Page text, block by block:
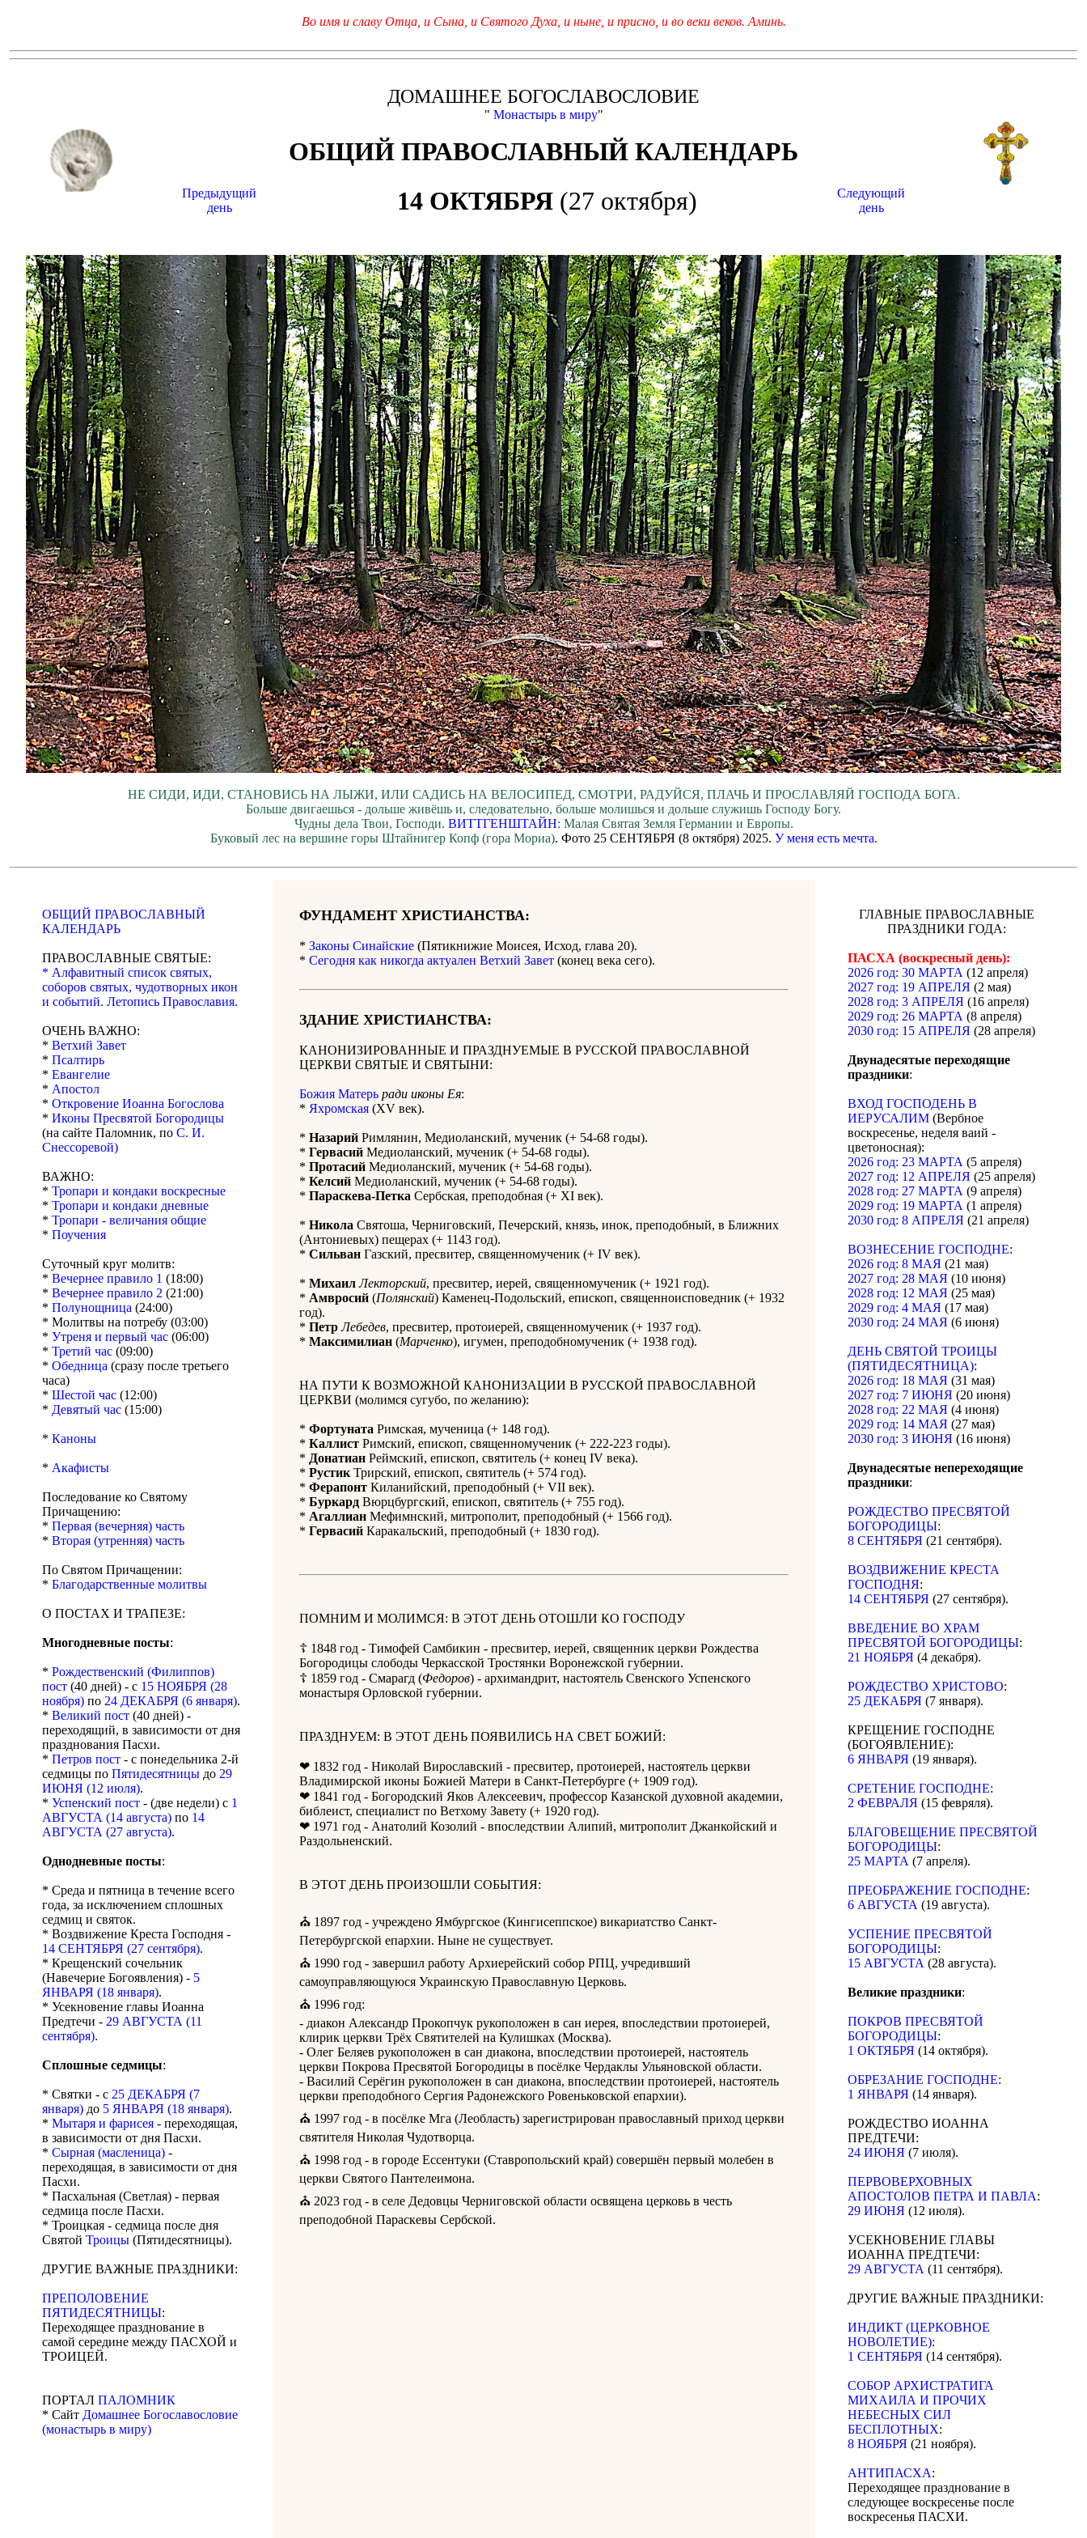
Во имя и славу Отца, и Сына, и Святого Духа, и ныне, и присно, и во веки веков. Аминь.
ДОМАШНЕЕ БОГОСЛАВОСЛОВИЕ
" Монастырь в миру"
ОБЩИЙ ПРАВОСЛАВНЫЙ КАЛЕНДАРЬ
Предыдущий
день
14 ОКТЯБРЯ(27 октября)
Следующий
день
НЕ СИДИ, ИДИ, СТАНОВИСЬ НА ЛЫЖИ, ИЛИ САДИСЬ НА ВЕЛОСИПЕД, СМОТРИ, РАДУЙСЯ, ПЛАЧЬ И ПРОСЛАВЛЯЙ ГОСПОДА БОГА.
Больше двигаешься - дольше живёшь и, следовательно, больше молишься и дольше служишь Господу Богу.
Чудны дела Твои, Господи. ВИТТГЕНШТАЙН: Малая Святая Земля Германии и Европы.
Буковый лес на вершине горы Штайнигер Копф (гора Мориа). Фото 25 СЕНТЯБРЯ (8 октября) 2025. У меня есть мечта.
ОБЩИЙ ПРАВОСЛАВНЫЙ
КАЛЕНДАРЬ
ПРАВОСЛАВНЫЕ СВЯТЫЕ:
* Алфавитный список святых,
соборов святых, чудотворных икон
и событий. Летопись Православия.
ОЧЕНЬ ВАЖНО:
* Ветхий Завет
* Псалтирь
* Евангелие
* Апостол
* Откровение Иоанна Богослова
* Иконы Пресвятой Богородицы
(на сайте Паломник, по С. И.
Снессоревой)
ВАЖНО:
* Тропари и кондаки воскресные
* Тропари и кондаки дневные
* Тропари - величания общие
* Поучения
Суточный круг молитв:
* Вечернее правило 1 (18:00)
* Вечернее правило 2 (21:00)
* Полунощница (24:00)
* Молитвы на потребу (03:00)
* Утреня и первый час (06:00)
* Третий час (09:00)
* Обедница (сразу после третьего
часа)
* Шестой час (12:00)
* Девятый час (15:00)
* Каноны
* Акафисты
Последование ко Святому
Причащению:
* Первая (вечерняя) часть
* Вторая (утренняя) часть
По Святом Причащении:
* Благодарственные молитвы
О ПОСТАХ И ТРАПЕЗЕ:
Многодневные посты:
* Рождественский (Филиппов)
пост (40 дней) - с 15 НОЯБРЯ (28
ноября) по 24 ДЕКАБРЯ (6 января).
* Великий пост (40 дней) -
переходящий, в зависимости от дня
празднования Пасхи.
* Петров пост - с понедельника 2-й
седмицы по Пятидесятницы до 29
ИЮНЯ (12 июля).
* Успенский пост - (две недели) с 1
АВГУСТА (14 августа) по 14
АВГУСТА (27 августа).
Однодневные посты:
* Среда и пятница в течение всего
года, за исключением сплошных
седмиц и святок.
* Воздвижение Креста Господня -
14 СЕНТЯБРЯ (27 сентября).
* Крещенский сочельник
(Навечерие Богоявления) - 5
ЯНВАРЯ (18 января).
* Усекновение главы Иоанна
Предтечи - 29 АВГУСТА (11
сентября).
Сплошные седмицы:
* Святки - с 25 ДЕКАБРЯ (7
января) до 5 ЯНВАРЯ (18 января).
* Мытаря и фарисея - переходящая,
в зависимости от дня Пасхи.
* Сырная (масленица) -
переходящая, в зависимости от дня
Пасхи.
* Пасхальная (Светлая) - первая
седмица после Пасхи.
* Троицкая - седмица после дня
Святой Троицы (Пятидесятницы).
ДРУГИЕ ВАЖНЫЕ ПРАЗДНИКИ:
ПРЕПОЛОВЕНИЕ
ПЯТИДЕСЯТНИЦЫ:
Переходящее празднование в
самой середине между ПАСХОЙ и
ТРОИЦЕЙ.
ПОРТАЛ ПАЛОМНИК
* Сайт Домашнее Богославословие
(монастырь в миру)
ФУНДАМЕНТ ХРИСТИАНСТВА:
* Законы Синайские (Пятикнижие Моисея, Исход, глава 20).
* Сегодня как никогда актуален Ветхий Завет (конец века сего).
ЗДАНИЕ ХРИСТИАНСТВА:
КАНОНИЗИРОВАННЫЕ И ПРАЗДНУЕМЫЕ В РУССКОЙ ПРАВОСЛАВНОЙ
ЦЕРКВИ СВЯТЫЕ И СВЯТЫНИ:
Божия Матерь ради иконы Ея:
* Яхромская (XV век).
* Назарий Римлянин, Медиоланский, мученик (+ 54-68 годы).
* Гервасий Медиоланский, мученик (+ 54-68 годы).
* Протасий Медиоланский, мученик (+ 54-68 годы).
* Келсий Медиоланский, мученик (+ 54-68 годы).
* Параскева-Петка Сербская, преподобная (+ XI век).
* Никола Святоша, Черниговский, Печерский, князь, инок, преподобный, в Ближних
(Антониевых) пещерах (+ 1143 год).
* Сильван Газский, пресвитер, священномученик (+ IV век).
* Михаил Лекторский, пресвитер, иерей, священномученик (+ 1921 год).
* Амвросий (Полянский) Каменец-Подольский, епископ, священноисповедник (+ 1932
год).
* Петр Лебедев, пресвитер, протоиерей, священномученик (+ 1937 год).
* Максимилиан (Марченко), игумен, преподобномученик (+ 1938 год).
НА ПУТИ К ВОЗМОЖНОЙ КАНОНИЗАЦИИ В РУССКОЙ ПРАВОСЛАВНОЙ
ЦЕРКВИ (молимся сугубо, по желанию):
* Фортуната Римская, мученица (+ 148 год).
* Каллист Римский, епископ, священномученик (+ 222-223 годы).
* Донатиан Реймский, епископ, святитель (+ конец IV века).
* Рустик Трирский, епископ, святитель (+ 574 год).
* Ферапонт Киланийский, преподобный (+ VII век).
* Буркард Вюрцбургский, епископ, святитель (+ 755 год).
* Агаллиан Мефимнский, митрополит, преподобный (+ 1566 год).
* Гервасий Каракальский, преподобный (+ 1830 год).
ПОМНИМ И МОЛИМСЯ: В ЭТОТ ДЕНЬ ОТОШЛИ КО ГОСПОДУ
☦ 1848 год - Тимофей Самбикин - пресвитер, иерей, священник церкви Рождества
Богородицы слободы Черкасской Тростянки Воронежской губернии.
☦ 1859 год - Смарагд (Федоров) - архимандрит, настоятель Свенского Успенского
монастыря Орловской губернии.
ПРАЗДНУЕМ: В ЭТОТ ДЕНЬ ПОЯВИЛИСЬ НА СВЕТ БОЖИЙ:
❤ 1832 год - Николай Вирославский - пресвитер, протоиерей, настоятель церкви
Владимирской иконы Божией Матери в Санкт-Петербурге (+ 1909 год).
❤ 1841 год - Богородский Яков Алексеевич, профессор Казанской духовной академии,
библеист, специалист по Ветхому Завету (+ 1920 год).
❤ 1971 год - Анатолий Козолий - впоследствии Алипий, митрополит Джанкойский и
Раздольненский.
В ЭТОТ ДЕНЬ ПРОИЗОШЛИ СОБЫТИЯ:
⛪ 1897 год - учреждено Ямбургское (Кингисеппское) викариатство Санкт-
Петербургской епархии. Ныне не существует.
⛪ 1990 год - завершил работу Архиерейский собор РПЦ, учредивший
самоуправляющуюся Украинскую Православную Церковь.
⛪ 1996 год:
- диакон Александр Прокопчук рукоположен в сан иерея, впоследствии протоиерей,
клирик церкви Трёх Святителей на Кулишках (Москва).
- Олег Беляев рукоположен в сан диакона, впоследствии протоиерей, настоятель
церкви Покрова Пресвятой Богородицы в посёлке Чердаклы Ульяновской области.
- Василий Серёгин рукоположен в сан диакона, впоследствии протоиерей, настоятель
церкви преподобного Сергия Радонежского Ровеньковской епархии).
⛪ 1997 год - в посёлке Мга (Леобласть) зарегистрирован православный приход церкви
святителя Николая Чудотворца.
⛪ 1998 год - в городе Ессентуки (Ставропольский край) совершён первый молебен в
церкви Святого Пантелеимона.
⛪ 2023 год - в селе Дедовцы Черниговской области освящена церковь в честь
преподобной Параскевы Сербской.
ГЛАВНЫЕ ПРАВОСЛАВНЫЕ
ПРАЗДНИКИ ГОДА:
ПАСХА (воскресный день):
2026 год: 30 МАРТА (12 апреля)
2027 год: 19 АПРЕЛЯ (2 мая)
2028 год: 3 АПРЕЛЯ (16 апреля)
2029 год: 26 МАРТА (8 апреля)
2030 год: 15 АПРЕЛЯ (28 апреля)
Двунадесятые переходящие
праздники:
ВХОД ГОСПОДЕНЬ В
ИЕРУСАЛИМ (Вербное
воскресенье, неделя ваий -
цветоносная):
2026 год: 23 МАРТА (5 апреля)
2027 год: 12 АПРЕЛЯ (25 апреля)
2028 год: 27 МАРТА (9 апреля)
2029 год: 19 МАРТА (1 апреля)
2030 год: 8 АПРЕЛЯ (21 апреля)
ВОЗНЕСЕНИЕ ГОСПОДНЕ:
2026 год: 8 МАЯ (21 мая)
2027 год: 28 МАЯ (10 июня)
2028 год: 12 МАЯ (25 мая)
2029 год: 4 МАЯ (17 мая)
2030 год: 24 МАЯ (6 июня)
ДЕНЬ СВЯТОЙ ТРОИЦЫ
(ПЯТИДЕСЯТНИЦА):
2026 год: 18 МАЯ (31 мая)
2027 год: 7 ИЮНЯ (20 июня)
2028 год: 22 МАЯ (4 июня)
2029 год: 14 МАЯ (27 мая)
2030 год: 3 ИЮНЯ (16 июня)
Двунадесятые непереходящие
праздники:
РОЖДЕСТВО ПРЕСВЯТОЙ
БОГОРОДИЦЫ:
8 СЕНТЯБРЯ (21 сентября).
ВОЗДВИЖЕНИЕ КРЕСТА
ГОСПОДНЯ:
14 СЕНТЯБРЯ (27 сентября).
ВВЕДЕНИЕ ВО ХРАМ
ПРЕСВЯТОЙ БОГОРОДИЦЫ:
21 НОЯБРЯ (4 декабря).
РОЖДЕСТВО ХРИСТОВО:
25 ДЕКАБРЯ (7 января).
КРЕЩЕНИЕ ГОСПОДНЕ
(БОГОЯВЛЕНИЕ):
6 ЯНВАРЯ (19 января).
СРЕТЕНИЕ ГОСПОДНЕ:
2 ФЕВРАЛЯ (15 февряля).
БЛАГОВЕЩЕНИЕ ПРЕСВЯТОЙ
БОГОРОДИЦЫ:
25 МАРТА (7 апреля).
ПРЕОБРАЖЕНИЕ ГОСПОДНЕ:
6 АВГУСТА (19 августа).
УСПЕНИЕ ПРЕСВЯТОЙ
БОГОРОДИЦЫ:
15 АВГУСТА (28 августа).
Великие праздники:
ПОКРОВ ПРЕСВЯТОЙ
БОГОРОДИЦЫ:
1 ОКТЯБРЯ (14 октября).
ОБРЕЗАНИЕ ГОСПОДНЕ:
1 ЯНВАРЯ (14 января).
РОЖДЕСТВО ИОАННА
ПРЕДТЕЧИ:
24 ИЮНЯ (7 июля).
ПЕРВОВЕРХОВНЫХ
АПОСТОЛОВ ПЕТРА И ПАВЛА:
29 ИЮНЯ (12 июля).
УСЕКНОВЕНИЕ ГЛАВЫ
ИОАННА ПРЕДТЕЧИ:
29 АВГУСТА (11 сентября).
ДРУГИЕ ВАЖНЫЕ ПРАЗДНИКИ:
ИНДИКТ (ЦЕРКОВНОЕ
НОВОЛЕТИЕ):
1 СЕНТЯБРЯ (14 сентября).
CОБОР АРХИСТРАТИГА
МИХАИЛА И ПРОЧИХ
НЕБЕСНЫХ СИЛ
БЕСПЛОТНЫХ:
8 НОЯБРЯ (21 ноября).
АНТИПАСХА:
Переходящее празднование в
следующее воскресенье после
воскресенья ПАСХИ.